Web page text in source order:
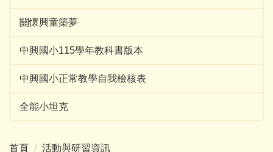
關懷興童築夢
中興國小115學年教科書版本
中興國小正常教學自我檢核表
全能小坦克
首頁 活動與研習資訊